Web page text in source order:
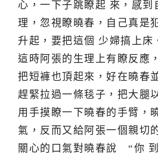
心，一下子跳瞭起 來，感到
理，忽視瞭曉春，自己真是
升起，要把這個 少婦搞上床
這時阿張的生理上有瞭反應
把短褲也頂起來，好在曉春
趕緊拉過一條毯子，把大腿
用手摸瞭一下曉春的手臂，
氣，反而又給阿張一個親切
關心的口氣對曉春說 “你